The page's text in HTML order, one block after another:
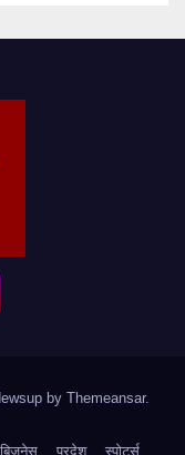
by Themeansar.